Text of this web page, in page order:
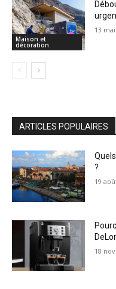
Maison et
décoration
13
ARTICLES POPULAIRES
?
19
18